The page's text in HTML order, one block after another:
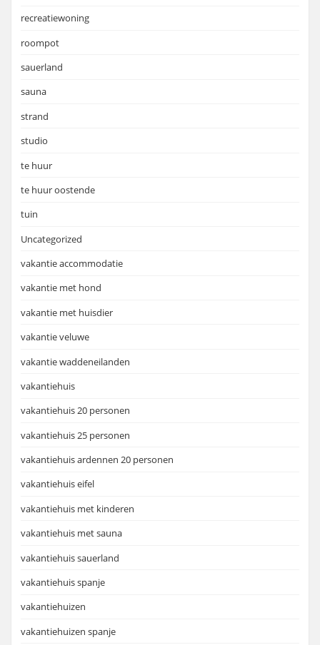
recreatiewoning
roompot
sauerland
sauna
strand
studio
te huur
te huur oostende
tuin
Uncategorized
vakantie accommodatie
vakantie met hond
vakantie met huisdier
vakantie veluwe
vakantie waddeneilanden
vakantiehuis
vakantiehuis 20 personen
vakantiehuis 25 personen
vakantiehuis ardennen 20 personen
vakantiehuis eifel
vakantiehuis met kinderen
vakantiehuis met sauna
vakantiehuis sauerland
vakantiehuis spanje
vakantiehuizen
vakantiehuizen spanje